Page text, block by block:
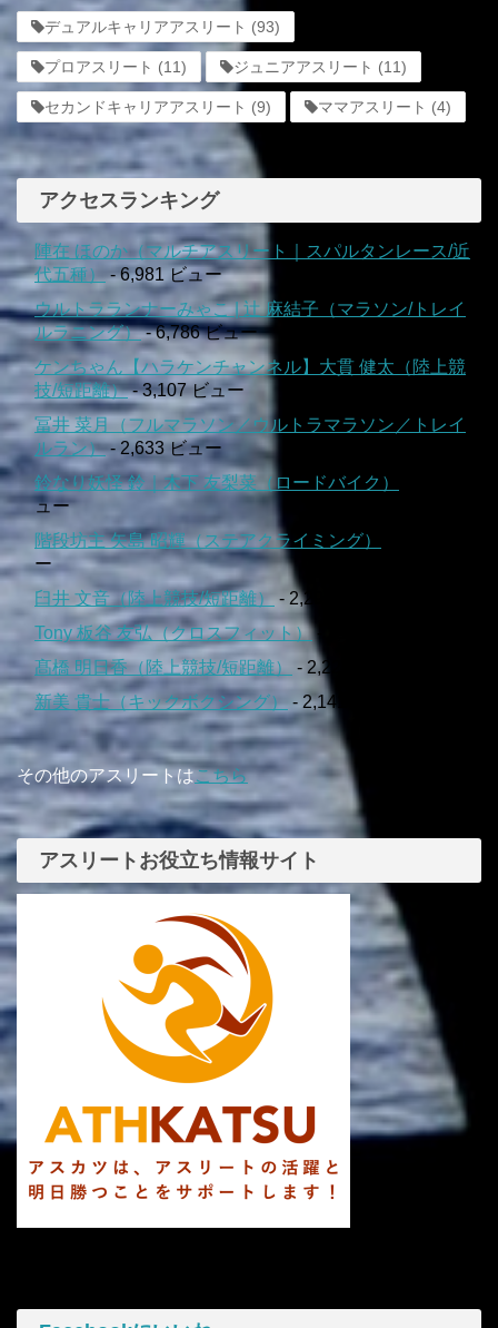
デュアルキャリアアスリート (93)
プロアスリート (11) ジュニアアスリート (11)
セカンドキャリアアスリート (9) ママアスリート (4)
アクセスランキング
陣在 ほのか（マルチアスリート｜スパルタンレース/近
代五種） - 6,981 ビュー
ウルトラランナーみゃこ | 辻 麻結子（マラソン/トレイ
ルラニング）- 6,786 ビュー
ケンちゃん【ハラケンチャンネル】大貫 健太（陸上競
技/短距離）- 3,107 ビュー
冨井 菜月（フルマラソン／ウルトラマラソン／トレイ
ルラン）- 2,633 ビュー
鈴なり妖怪 鈴｜木下 友梨菜（ロードバイク）
ュー
階段坊主 矢島 昭輝（ステアクライミング）
ー
臼井 文音（陸上競技/短距離）- 2,296 ビュー
Tony 板谷 友弘（クロスフィット）- 2,250 ビュー
髙橋 明日香（陸上競技/短距離）
- 2,225 ビュー
新美 貴士（キックボクシング） - 2,141 ビュー
その他のアスリートはこちら
アスリートお役立ち情報サイト